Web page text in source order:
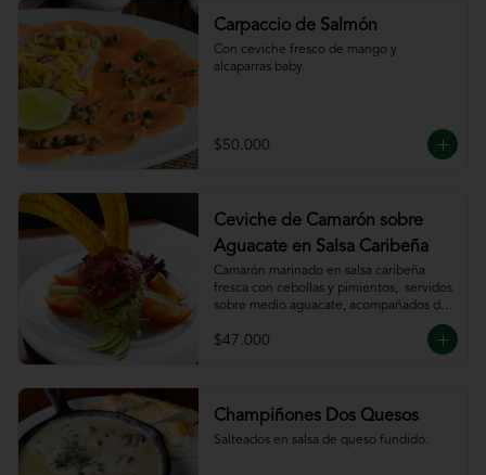
Carpaccio de Salmón
Con ceviche fresco de mango y
alcaparras baby.
$50.000
Ceviche de Camarón sobre
Aguacate en Salsa Caribeña
Camarón marinado en salsa caribeña
fresca con cebollas y pimientos,  servidos
sobre medio aguacate, acompañados de
$47.000
Champiñones Dos Quesos
Salteados en salsa de queso fundido.